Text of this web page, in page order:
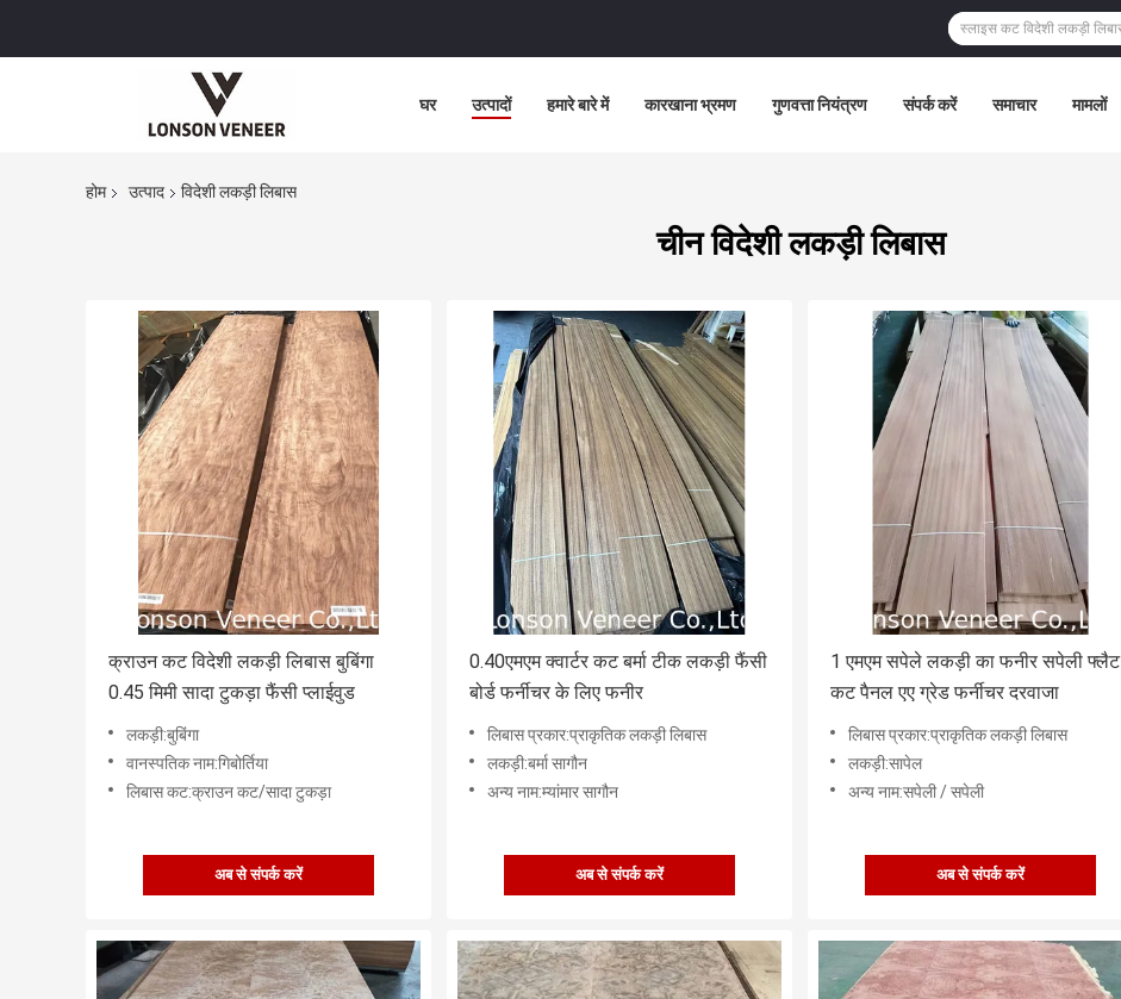
घर उत्पादों हमारे बारे में कारखाना भ्रमण गुणवत्ता नियंत्रण संपर्क करें समाचार मामलों
होम उत्पाद विदेशी लकड़ी लिबास
चीन विदेशी लकड़ी लिबास
क्राउन कट विदेशी लकड़ी लिबास बुबिंगा
0.45 मिमी सादा टुकड़ा फैंसी प्लाईवुड
लकड़ी:बुबिंगा
वानस्पतिक नाम:गिबोर्तिया
लिबास कट:क्राउन कट/सादा टुकड़ा
अब से संपर्क करें
0.40एमएम क्वार्टर कट बर्मा टीक लकड़ी फैंसी
बोर्ड फर्नीचर के लिए फनीर
लिबास प्रकार:प्राकृतिक लकड़ी लिबास
लकड़ी:बर्मा सागौन
अन्य नाम:म्यांमार सागौन
अब से संपर्क करें
1 एमएम सपेले लकड़ी का फनीर सपेली फ्लैट
कट पैनल एए ग्रेड फर्नीचर दरवाजा
लिबास प्रकार:प्राकृतिक लकड़ी लिबास
लकड़ी:सापेल
अन्य नाम:सपेली / सपेली
अब से संपर्क करें